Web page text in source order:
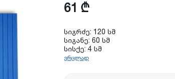
61 ₾
სიგრძე: 120 სმ
სიგანე: 60 სმ
სისქე: 4 სმ
ვრცლად